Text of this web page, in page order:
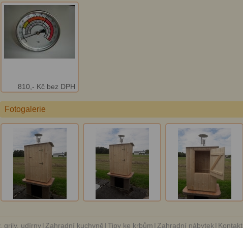
810,- Kč bez DPH
Fotogalerie
grily, udírny | Zahradní kuchyně | Tipy ke krbům | Zahradní nábytek | Kontakt